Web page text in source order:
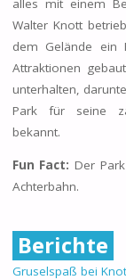
Walter Knott
dem Gelände ein
Attraktionen
unterhalten,
Park für seine
bekannt.
Fun Fact: Der
Achterbahn.
Berichte
Gruselspaß bei